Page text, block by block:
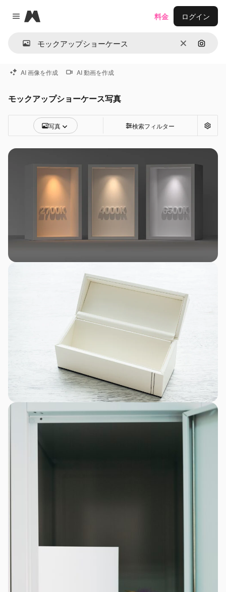
Close menu
Magnific
消去 画像で
料金 ログイン
AI 画像を作成 AI 動画を作成
モックアップショーケース写真
写真 検索フィルター